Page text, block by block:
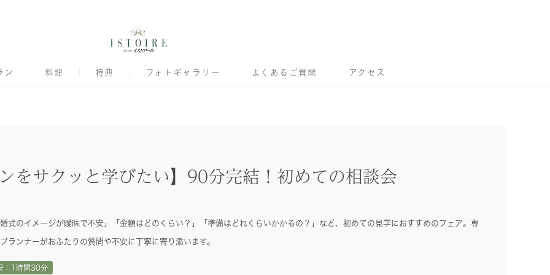
ン 料理 特典 フォトギャラリー よくあるご質問 アクセス
をサクッと学びたい】90分完結！初めての相談会
式のイメージが曖昧で不安」「金額はどのくらい？」「準備はどれくらいかかるの？」など、初めての見学におすすめのフェア。専
ランナーがおふたりの質問や不安に丁寧に寄り添います。
：1時間30分